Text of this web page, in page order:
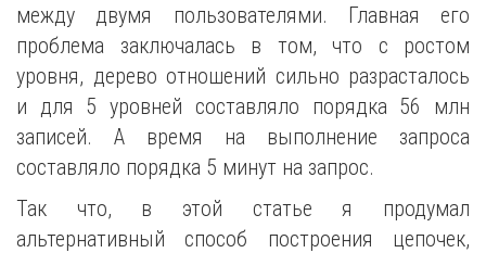
между двумя пользователями. Главная его
проблема заключалась в том, что с ростом
уровня, дерево отношений сильно разрасталось
и для 5 уровней составляло порядка 56 млн
записей. А время на выполнение запроса
составляло порядка 5 минут на запрос.
Так что, в этой статье я продумал
альтернативный способ построения цепочек,